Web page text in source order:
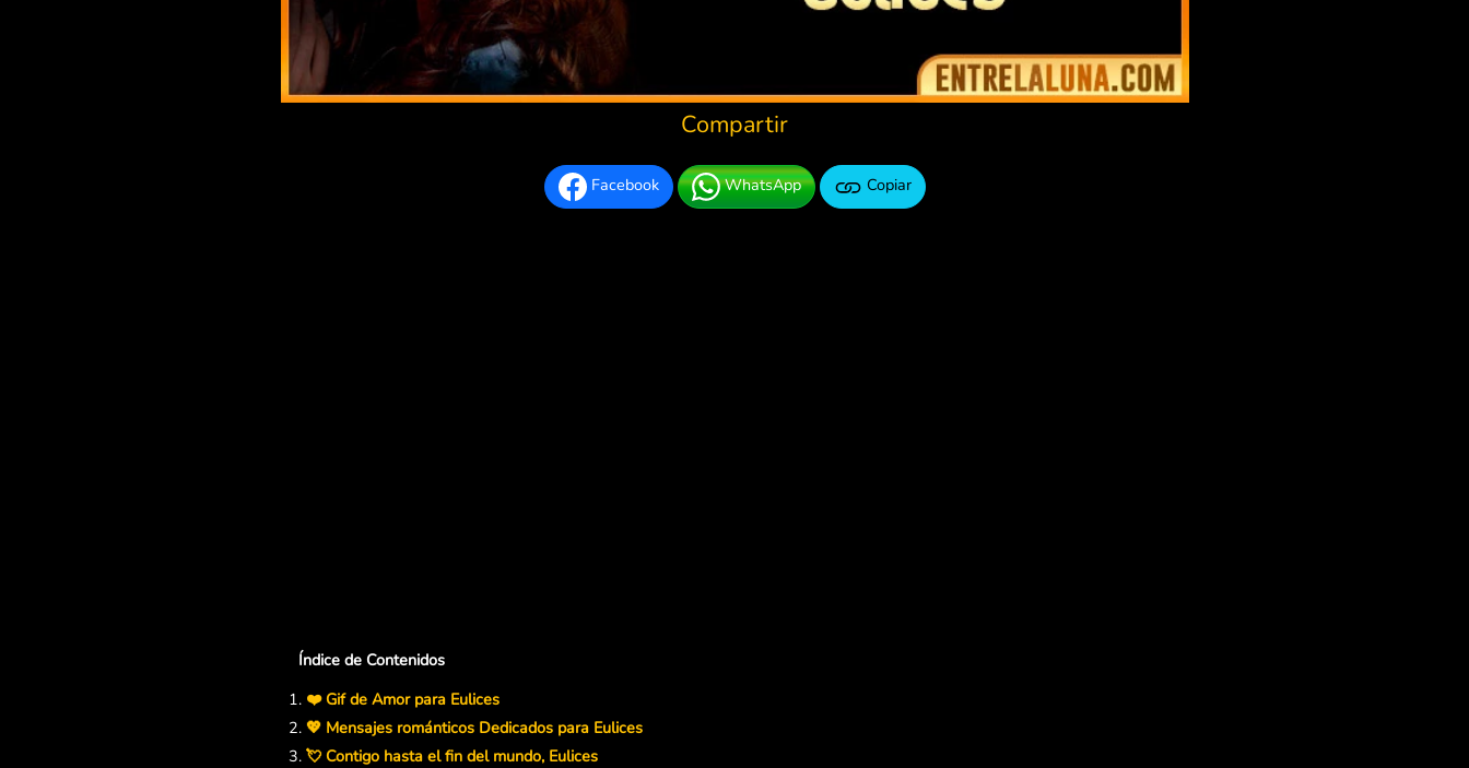
Compartir
Facebook WhatsApp Copiar
Índice de Contenidos
❤️ Gif de Amor para Eulices
💖 Mensajes románticos Dedicados para Eulices
💘 Contigo hasta el fin del mundo, Eulices